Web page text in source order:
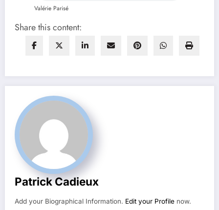
Valérie Parisé
Share this content:
Patrick Cadieux
Add your Biographical Information. Edit your Profile now.